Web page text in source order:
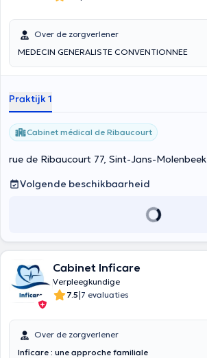
Over de zorgverlener
MEDECIN GENERALISTE CONVENTIONNEE
Praktijk 1
Cabinet médical de Ribaucourt
rue de Ribaucourt 77, Sint-Jans-Molenbeek
Volgende beschikbaarheid
Cabinet Inficare
Verpleegkundige
7.5|7 evaluaties
Over de zorgverlener
Inficare : une approche familiale